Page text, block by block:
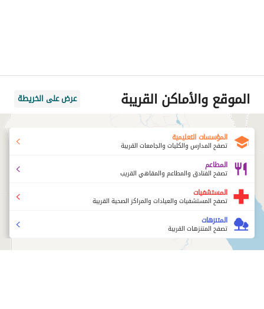
الموقع والأماكن القريبة عرض على الخريطة
المؤسسات التعليمية
تصفح المدارس والكليات والجامعات القريبة
المطاعم
تصفح الفنادق والمطاعم والمقاهي القريب
المستشفيات
تصفح المستشفيات والعيادات والمراكز الصحية القريبة
المتنزهات
تصفح المتنزهات القريبة